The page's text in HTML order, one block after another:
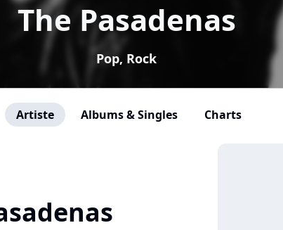
The Pasadenas
Pop, Rock
Artiste Albums & Singles Charts